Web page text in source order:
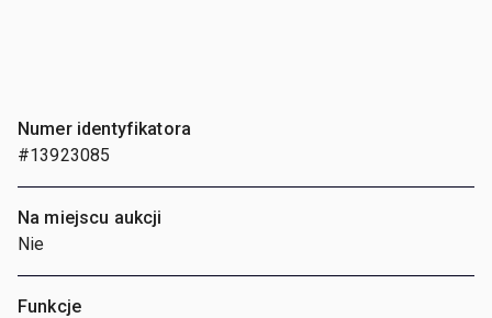
Numer identyfikatora
#13923085
Na miejscu aukcji
Nie
Funkcje